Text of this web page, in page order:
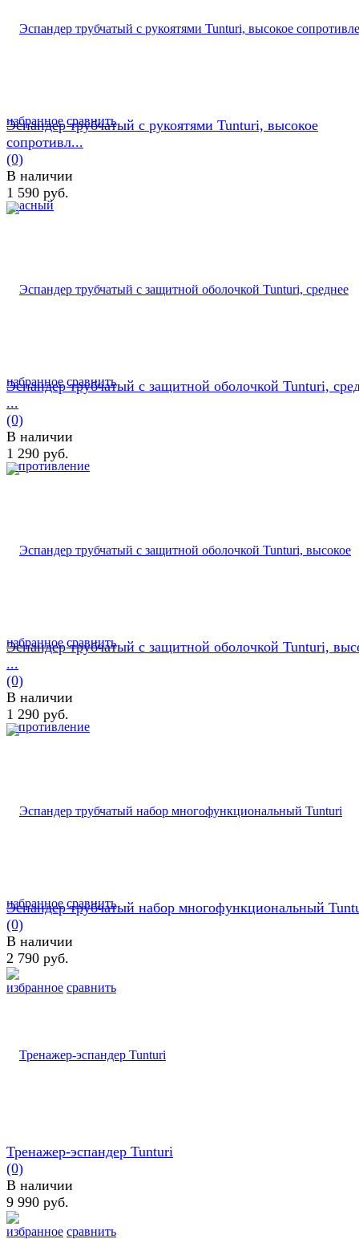
избранное сравнить
избранное сравнить
Эспандер трубчатый с рукоятями Tunturi, высокое
сопротивл...
(0)
В наличии
1 590 руб.
избранное сравнить
Эспандер трубчатый с защитной оболочкой Tunturi,
...
(0)
В наличии
1 290 руб.
избранное сравнить
Эспандер трубчатый с защитной оболочкой Tunturi,
...
(0)
В наличии
1 290 руб.
избранное сравнить
Эспандер трубчатый набор многофункциональный
(0)
В наличии
2 790 руб.
избранное сравнить
Тренажер-эспандер Tunturi
(0)
В наличии
9 990 руб.